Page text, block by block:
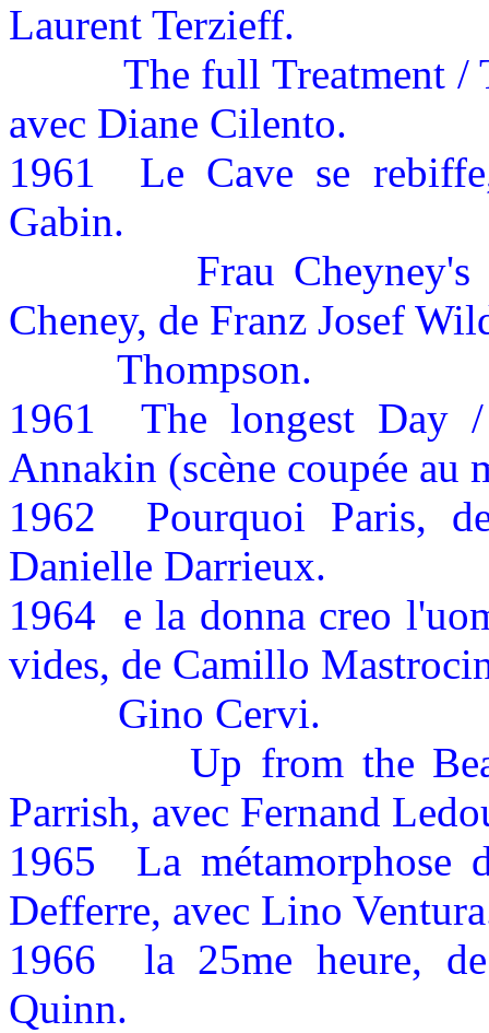
Laurent Terzieff.
The full Treatment /
avec Diane Cilento.
1961
Le Cave se
Gabin.
Frau
Cheney, de Franz Josef
Thompson.
1961
The longest Day
Annakin (scène coupée au
1962
Pourquoi Paris,
Danielle Darrieux.
1964
e la donna creo
vides, de Camillo
Gino Cervi.
Up from the
Parrish, avec Fernand
1965
La métamorphose
Defferre, avec Lino
1966
la 25me heure,
Quinn.